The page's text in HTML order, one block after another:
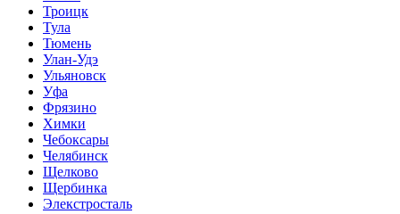
Троицк
Тула
Тюмень
Улан-Удэ
Ульяновск
Уфа
Фрязино
Химки
Чебоксары
Челябинск
Щелково
Щербинка
Элекстросталь